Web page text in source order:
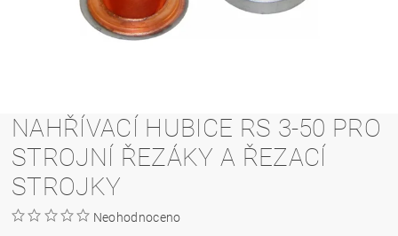
NAHŘÍVACÍ HUBICE RS 3-50 PRO
STROJNÍ ŘEZÁKY A ŘEZACÍ
STROJKY
Neohodnoceno